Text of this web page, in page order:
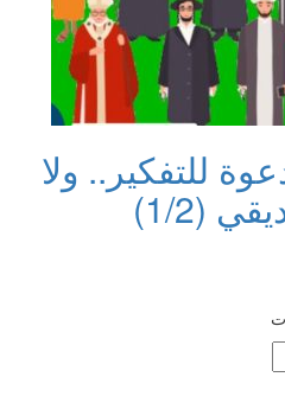
للتفكير.. ولا
(1/2)